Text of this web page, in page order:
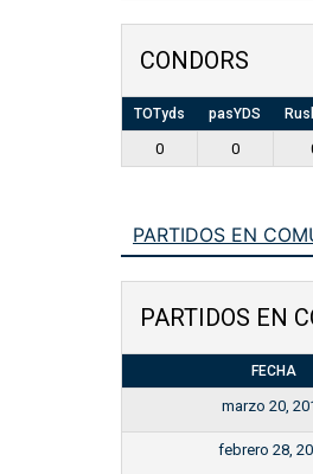
CONDORS
TOTyds pasYDS
0 0
PARTIDOS EN
PARTIDOS EN
FECHA
marzo 20,
febrero 28,